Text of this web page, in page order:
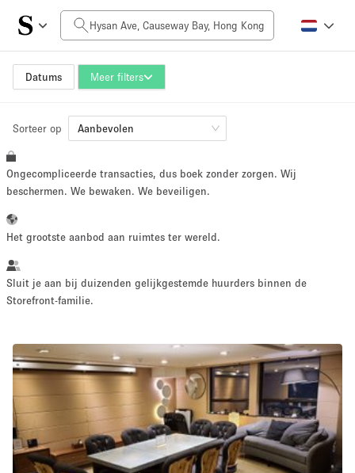
Datums Meer filters
Prijs per dag
HK$0
Grootte ruimte
100 sq ft 5000+ sq ft
~ 13 mensen
Een
fotoshoot
maken
Conferentie Vergadering Kantoor
Winkel
delen
Sorteer op Aanbevolen
Ongecompliceerde transacties, dus boek zonder zorgen. Wij
beschermen. We bewaken. We beveiligen.
Het grootste aanbod aan ruimtes ter wereld.
Sluit je aan bij duizenden gelijkgestemde huurders binnen de
Storefront-familie.